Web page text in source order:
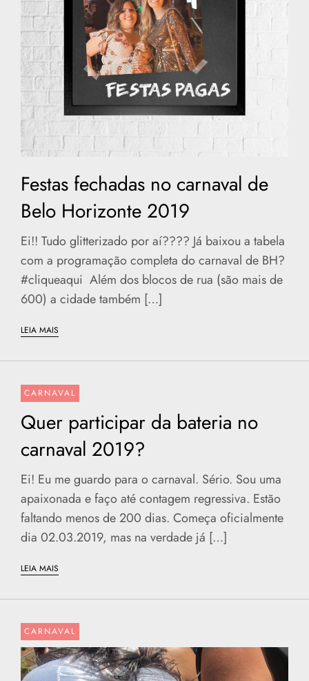
Festas fechadas no carnaval de
Belo Horizonte 2019
Ei!! Tudo glitterizado por aí???? Já baixou a tabela
com a programação completa do carnaval de BH?
#cliqueaqui Além dos blocos de rua (são mais de
600) a cidade também […]
LEIA MAIS
CARNAVAL
Quer participar da bateria no
carnaval 2019?
Ei! Eu me guardo para o carnaval. Sério. Sou uma
apaixonada e faço até contagem regressiva. Estão
faltando menos de 200 dias. Começa oficialmente
dia 02.03.2019, mas na verdade já […]
LEIA MAIS
CARNAVAL